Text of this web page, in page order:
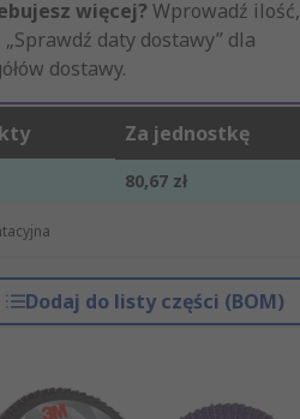
więcej? Wprowadź ilość,
daty dostawy” dla
dostawy.
Za jednostkę
80,67 zł
Dodaj do listy części (BOM)